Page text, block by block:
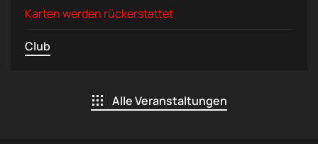
Karten werden rückerstattet
Club
Alle Veranstaltungen